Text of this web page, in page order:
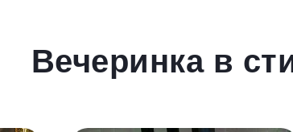
Вечеринка в